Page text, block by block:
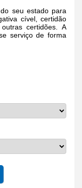
seu estado para
cível, certidão
certidões. A
serviço de forma